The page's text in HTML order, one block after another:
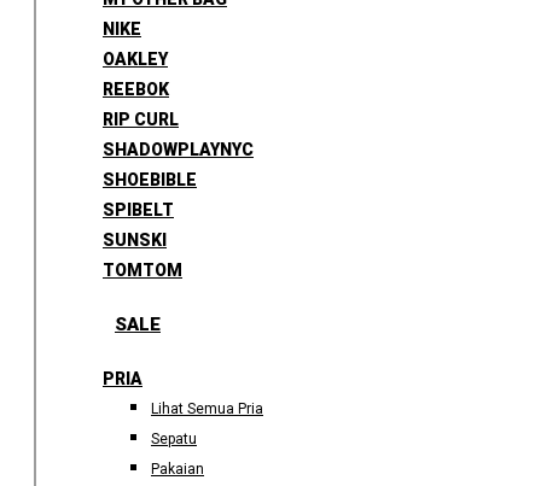
NIKE
OAKLEY
REEBOK
RIP CURL
SHADOWPLAYNYC
SHOEBIBLE
SPIBELT
SUNSKI
TOMTOM
SALE
PRIA
Lihat Semua Pria
Sepatu
Pakaian